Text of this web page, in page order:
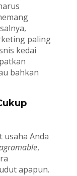
paling
kedai
bahkan
usaha Anda
,
apapun.